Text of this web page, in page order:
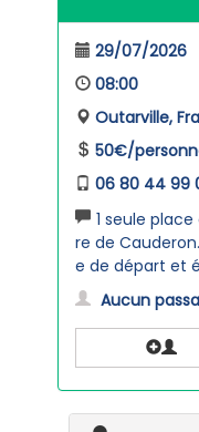
29/07/2026
08:00
Outarville,
50€/
06 80 44 99
1 seule
re de
e de départ et
Aucun